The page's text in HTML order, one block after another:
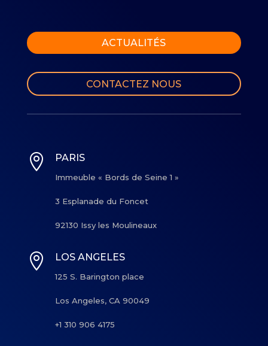
ACTUALITÉS
CONTACTEZ NOUS
 PARIS
Immeuble « Bords de Seine 1 »
3 Esplanade du Foncet
92130 Issy les Moulineaux
 LOS ANGELES
125 S. Barington place
Los Angeles, CA 90049
+1 310 906 4175